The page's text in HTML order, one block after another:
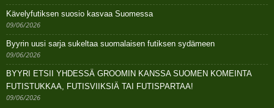
Kävelyfutiksen suosio kasvaa Suomessa
09/06/2026
Byyrin uusi sarja sukeltaa suomalaisen futiksen sydämeen
09/06/2026
BYYRI ETSII YHDESSÄ GROOMIN KANSSA SUOMEN KOMEINTA
FUTISTUKKAA, FUTISVIIKSIÄ TAI FUTISPARTAA!
09/06/2026